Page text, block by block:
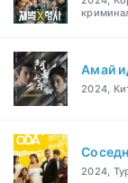
Амай
2024,
2024,